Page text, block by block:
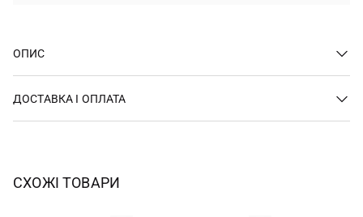
ОПИС
ДОСТАВКА І ОПЛАТА
СХОЖІ ТОВАРИ